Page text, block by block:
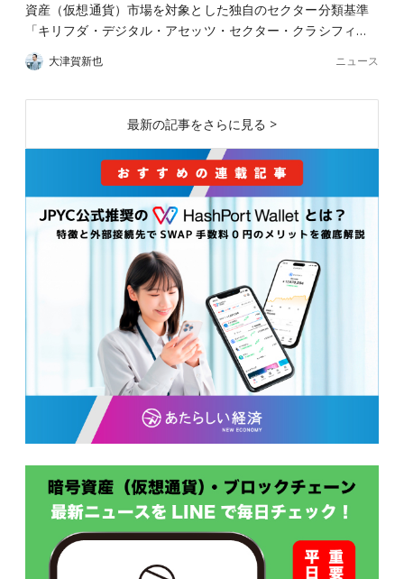
資産（仮想通貨）市場を対象とした独自のセクター分類基準
「キリフダ・デジタル・アセッツ・セクター・クラシフィ…
大津賀新也 ニュース
最新の記事をさらに見る >